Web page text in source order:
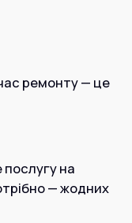
ремонту — це
послугу на
— жодних